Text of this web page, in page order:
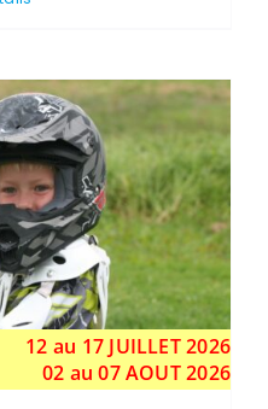
12 au 17 JUILLET2026
02 au 07 AOUT 2026